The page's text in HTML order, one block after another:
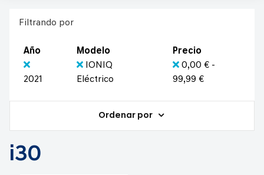
Filtrando por
Año
2021
Modelo
IONIQ
Eléctrico
Precio
0,00 € -
99,99 €
Ordenar por
i30